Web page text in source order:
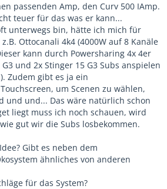
passenden Amp, den Curv 500 IAmp.
teuer für das was er kann...
unterwegs bin, hätte ich mich für
Ottocanali 4k4 (4000W auf 8 Kanäle
kann durch Powersharing 4x 4er
und 2x Stinger 15 G3 Subs anspielen
Zudem gibt es ja ein
um Scenen zu wählen,
und und... Das wäre natürlich schon
liegt muss ich noch schauen, wird
gut wir die Subs losbekommen.
Gibt es neben dem
ähnliches von anderen
für das System?